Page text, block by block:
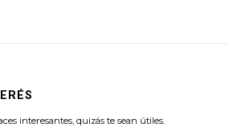
interesantes, quizás te sean útiles.